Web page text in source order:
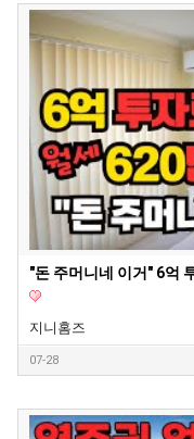
지니홈즈
07-28